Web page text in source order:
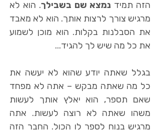
הזה תמיד נמצא שם בשבילך. הוא לא
מרגיש צורך לרצות אותך. הוא לא מאבד
את הסבלנות בקלות. הוא מוכן לשמוע
את כל מה שיש לך להגיד...
בגלל שאתה יודע שהוא לא יעשה את
כל מה שאתה מבקש – אתה לא מפחד
שאם תספר, הוא יאלץ אותך לעשות
משהו שאתה לא רוצה לעשות. אתה
מרגיש בנוח לספר לו הכול. החבר הזה